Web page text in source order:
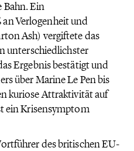
Ein
an Verlogenheit und
Ash) vergiftete das
unterschiedlichster
Ergebnis bestätigt und
über Marine Le Pen bis
kuriose Attraktivität auf
ein Krisensymptom
des britischen EU-